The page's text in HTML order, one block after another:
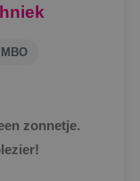
MBO
zonnetje.